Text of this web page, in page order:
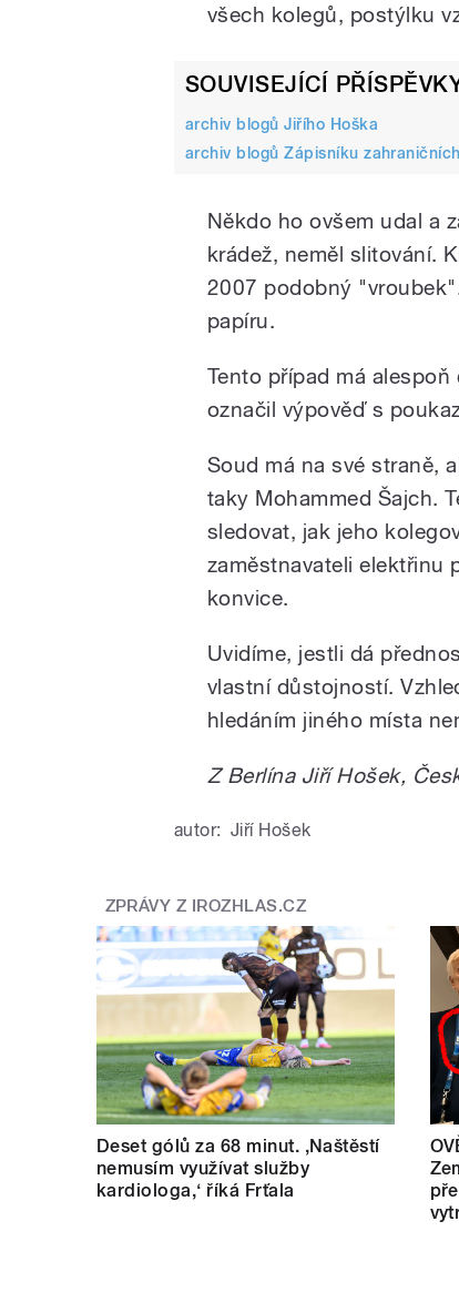
všech kolegů, postýlku
SOUVISEJÍCÍ
archiv blogů Jiřího Hoška
archiv blogů Zápisníku
Někdo ho ovšem udal a
krádež, neměl slitování.
2007 podobný
papíru.
Tento případ má
označil výpověď s
Soud má na své straně,
taky Mohammed Šajch.
sledovat, jak jeho
zaměstnavateli elektřinu
konvice.
Uvidíme, jestli dá
vlastní důstojností.
hledáním jiného místa
Z Berlína Jiří Hošek,
autor: Jiří Hošek
ZPRÁVY Z IROZHLAS.CZ
Deset gólů za 68 minut. ,Naštěstí
nemusím využívat služby
kardiologa,‘ říká Frťala